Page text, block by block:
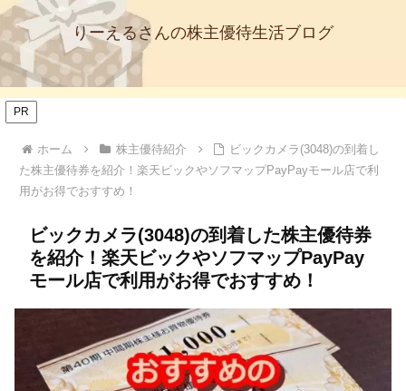
りーえるさんの株主優待生活ブログ
PR
ホーム 株主優待紹介
ビックカメラ(3048)の到着し
た株主優待券を紹介！楽天ビックやソフマップPayPayモール店で利
用がお得でおすすめ！
ビックカメラ(3048)の到着した株主優待券
を紹介！楽天ビックやソフマップPayPay
モール店で利用がお得でおすすめ！